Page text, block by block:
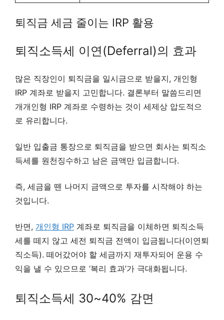
퇴직금 세금 줄이는 IRP 활용
퇴직소득세 이연(Deferral)의 효과
많은 직장인이 퇴직금을 일시금으로 받을지, 개인형
IRP 계좌로 받을지 고민합니다. 결론부터 말씀드리면
개개인형 IRP 계좌로 수령하는 것이 세제상 압도적으
로 유리합니다.
일반 입출금 통장으로 퇴직금을 받으면 회사는 퇴직소
득세를 원천징수하고 남은 금액만 입금합니다.
즉, 세금을 뗀 나머지 금액으로 투자를 시작해야 하는
것입니다.
반면, 개인형 IRP 계좌로 퇴직금을 이체하면 퇴직소득
세를 떼지 않고 세전 퇴직금 전액이 입금됩니다(이연퇴
직소득). 떼어갔어야 할 세금까지 재투자되어 운용 수
익을 낼 수 있으므로 ‘복리 효과’가 극대화됩니다.
퇴직소득세 30~40% 감면